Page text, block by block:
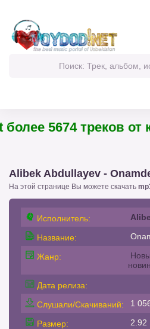
5674 треков от
Alibek Abdullayev -
На этой странице Вы можете скачать
Исполнитель:
Название:
Жанр:
Дата релиза:
Слушали/Скачиваний:
1
Размер: